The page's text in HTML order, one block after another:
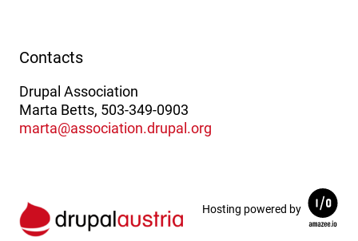
Contacts
Drupal Association
Marta Betts, 503-349-0903
marta@association.drupal.org
Hosting powered by